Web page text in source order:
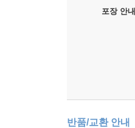
포장 안내
반품/교환 안내